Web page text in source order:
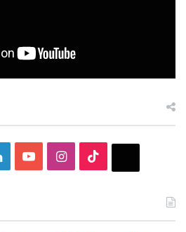
LinkedInYouTubeInstagram